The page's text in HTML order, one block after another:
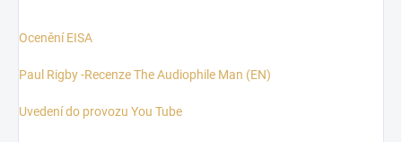
Ocenění EISA
Paul Rigby -Recenze The Audiophile Man (EN)
Uvedení do provozu You Tube